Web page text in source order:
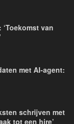
van
met AI-agent:
schrijven met
tot een hire’